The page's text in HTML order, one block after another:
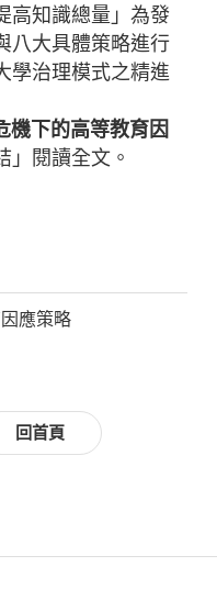
高知識總量」為發
八大具體策略進行
學治理模式之精進
機下的高等教育因
」閱讀全文。
應策略
回首頁